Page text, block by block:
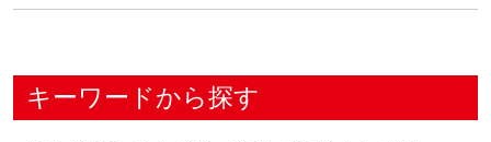
キーワードから探す